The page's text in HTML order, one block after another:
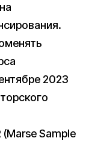
2023
Sample